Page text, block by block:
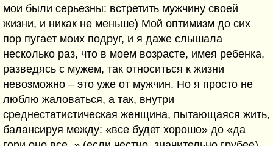
мои были серьезны: встретить мужчину своей
жизни, и никак не меньше) Мой оптимизм до сих
пор пугает моих подруг, и я даже слышала
несколько раз, что в моем возрасте, имея ребенка,
разведясь с мужем, так относиться к жизни
невозможно – это уже от мужчин. Но я просто не
люблю жаловаться, а так, внутри
среднестатистическая женщина, пытающаяся жить,
балансируя между: «все будет хорошо» до «да